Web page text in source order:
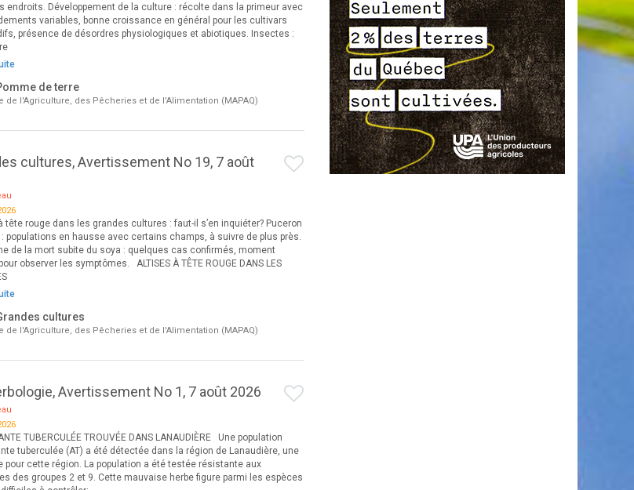
endroits. Développement de la culture : récolte dans la primeur avec
variables, bonne croissance en général pour les cultivars
présence de désordres physiologiques et abiotiques. Insectes :
de terre
de l'Agriculture, des Pêcheries et de l'Alimentation (MAPAQ)
cultures, Avertissement No 19, 7 août
tête rouge dans les grandes cultures : faut-il s’en inquiéter? Puceron
: populations en hausse avec certains champs, à suivre de plus près.
de la mort subite du soya : quelques cas confirmés, moment
observer les symptômes. ALTISES À TÊTE ROUGE DANS LES
cultures
de l'Agriculture, des Pêcheries et de l'Alimentation (MAPAQ)
Avertissement No 1, 7 août 2026
TUBERCULÉE TROUVÉE DANS LANAUDIÈRE Une population
tuberculée (AT) a été détectée dans la région de Lanaudière, une
pour cette région. La population a été testée résistante aux
des groupes 2 et 9. Cette mauvaise herbe figure parmi les espèces